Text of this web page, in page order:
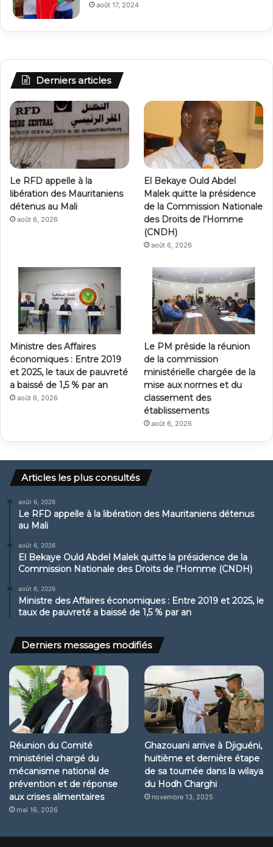
août 17, 2024
Derniers articles
Le RFD appelle à la
libération des Mauritaniens
détenus au Mali
août 6, 2026
El Bekaye Ould Abdel
Malek quitte la présidence
de la Commission Nationale
des Droits de l’Homme
(CNDH)
août 6, 2026
Ministre des Affaires
économiques : Entre 2019
et 2025, le taux de pauvreté
a baissé de 1,5 % par an
août 6, 2026
Le PM préside la réunion
de la commission
ministérielle chargée de la
mise aux normes et du
classement des
établissements
août 6, 2026
Articles les plus consultés
août 6, 2026
Le RFD appelle à la libération des Mauritaniens détenus
au Mali
août 6, 2026
El Bekaye Ould Abdel Malek quitte la présidence de la
Commission Nationale des Droits de l’Homme (CNDH)
août 6, 2026
Ministre des Affaires économiques : Entre 2019 et 2025, le
taux de pauvreté a baissé de 1,5 % par an
Derniers messages modifiés
Réunion du Comité
ministériel chargé du
mécanisme national de
prévention et de réponse
aux crises alimentaires
mai 16, 2026
Ghazouani arrive à Djiguéni,
huitième et dernière étape
de sa tournée dans la wilaya
du Hodh Charghi
novembre 13, 2025